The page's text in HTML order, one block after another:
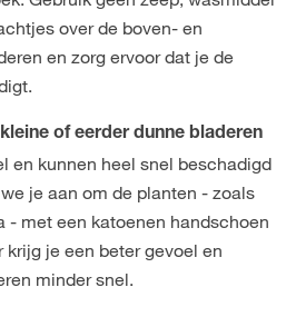
over de boven- en
en zorg ervoor dat je de
of eerder dunne bladeren
en kunnen heel snel beschadigd
je aan om de planten - zoals
- met een katoenen handschoen
je een beter gevoel en
minder snel.